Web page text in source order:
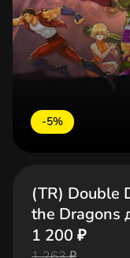
-5%
(TR) Double
the Dragons
1 200 ₽